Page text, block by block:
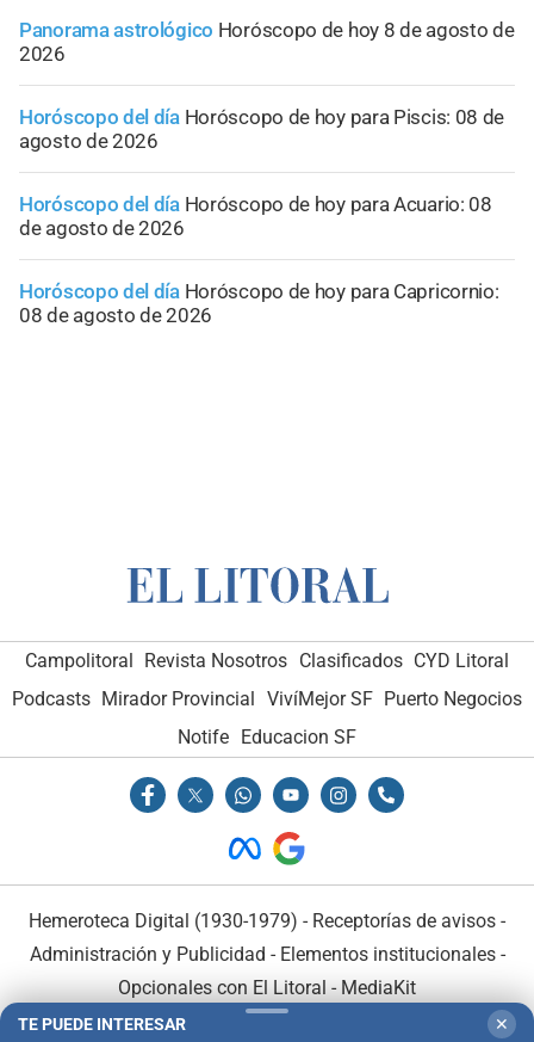
Panorama astrológico Horóscopo de hoy 8 de agosto de
2026
Horóscopo del día Horóscopo de hoy para Piscis: 08 de
agosto de 2026
Horóscopo del día Horóscopo de hoy para Acuario: 08
de agosto de 2026
Horóscopo del día Horóscopo de hoy para Capricornio:
08 de agosto de 2026
Campolitoral Revista Nosotros Clasificados CYD Litoral
Podcasts Mirador Provincial VivíMejor SF Puerto Negocios
Notife Educacion SF
Hemeroteca Digital (1930-1979) - Receptorías de avisos -
Administración y Publicidad - Elementos institucionales-
Opcionales con El Litoral - MediaKit
TE PUEDE INTERESAR ✕